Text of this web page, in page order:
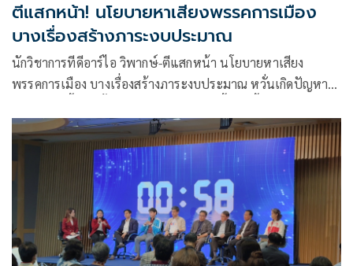
ตีแสกหน้า! นโยบายหาเสียงพรรคการเมือง
บางเรื่องสร้างภาระงบประมาณ
นักวิชาการทีดีอาร์ไอ วิพากษ์-ตีแสกหน้า นโยบายหาเสียง
พรรคการเมือง บางเรื่องสร้างภาระงบประมาณ หวั่นเกิดปัญหา
ยกฯขึ้นเวทีดีเบตทุกคน